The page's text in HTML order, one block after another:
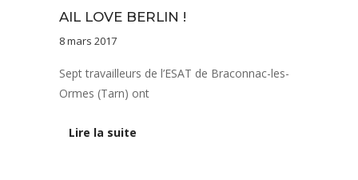
AIL LOVE BERLIN !
8 mars 2017
Sept travailleurs de l’ESAT de Braconnac-les-
Ormes (Tarn) ont
Lire la suite